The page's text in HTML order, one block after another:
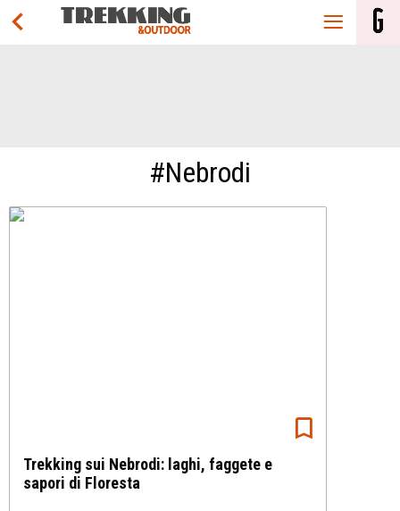
#Nebrodi
Trekking sui Nebrodi: laghi, faggete e
sapori di Floresta